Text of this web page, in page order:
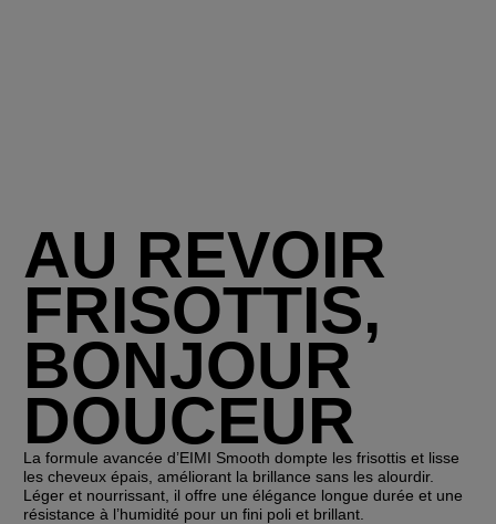
AU REVOIR
FRISOTTIS,
BONJOUR
DOUCEUR
La formule avancée d’EIMI Smooth dompte les frisottis et lisse
les cheveux épais, améliorant la brillance sans les alourdir.
Léger et nourrissant, il offre une élégance longue durée et une
résistance à l’humidité pour un fini poli et brillant.